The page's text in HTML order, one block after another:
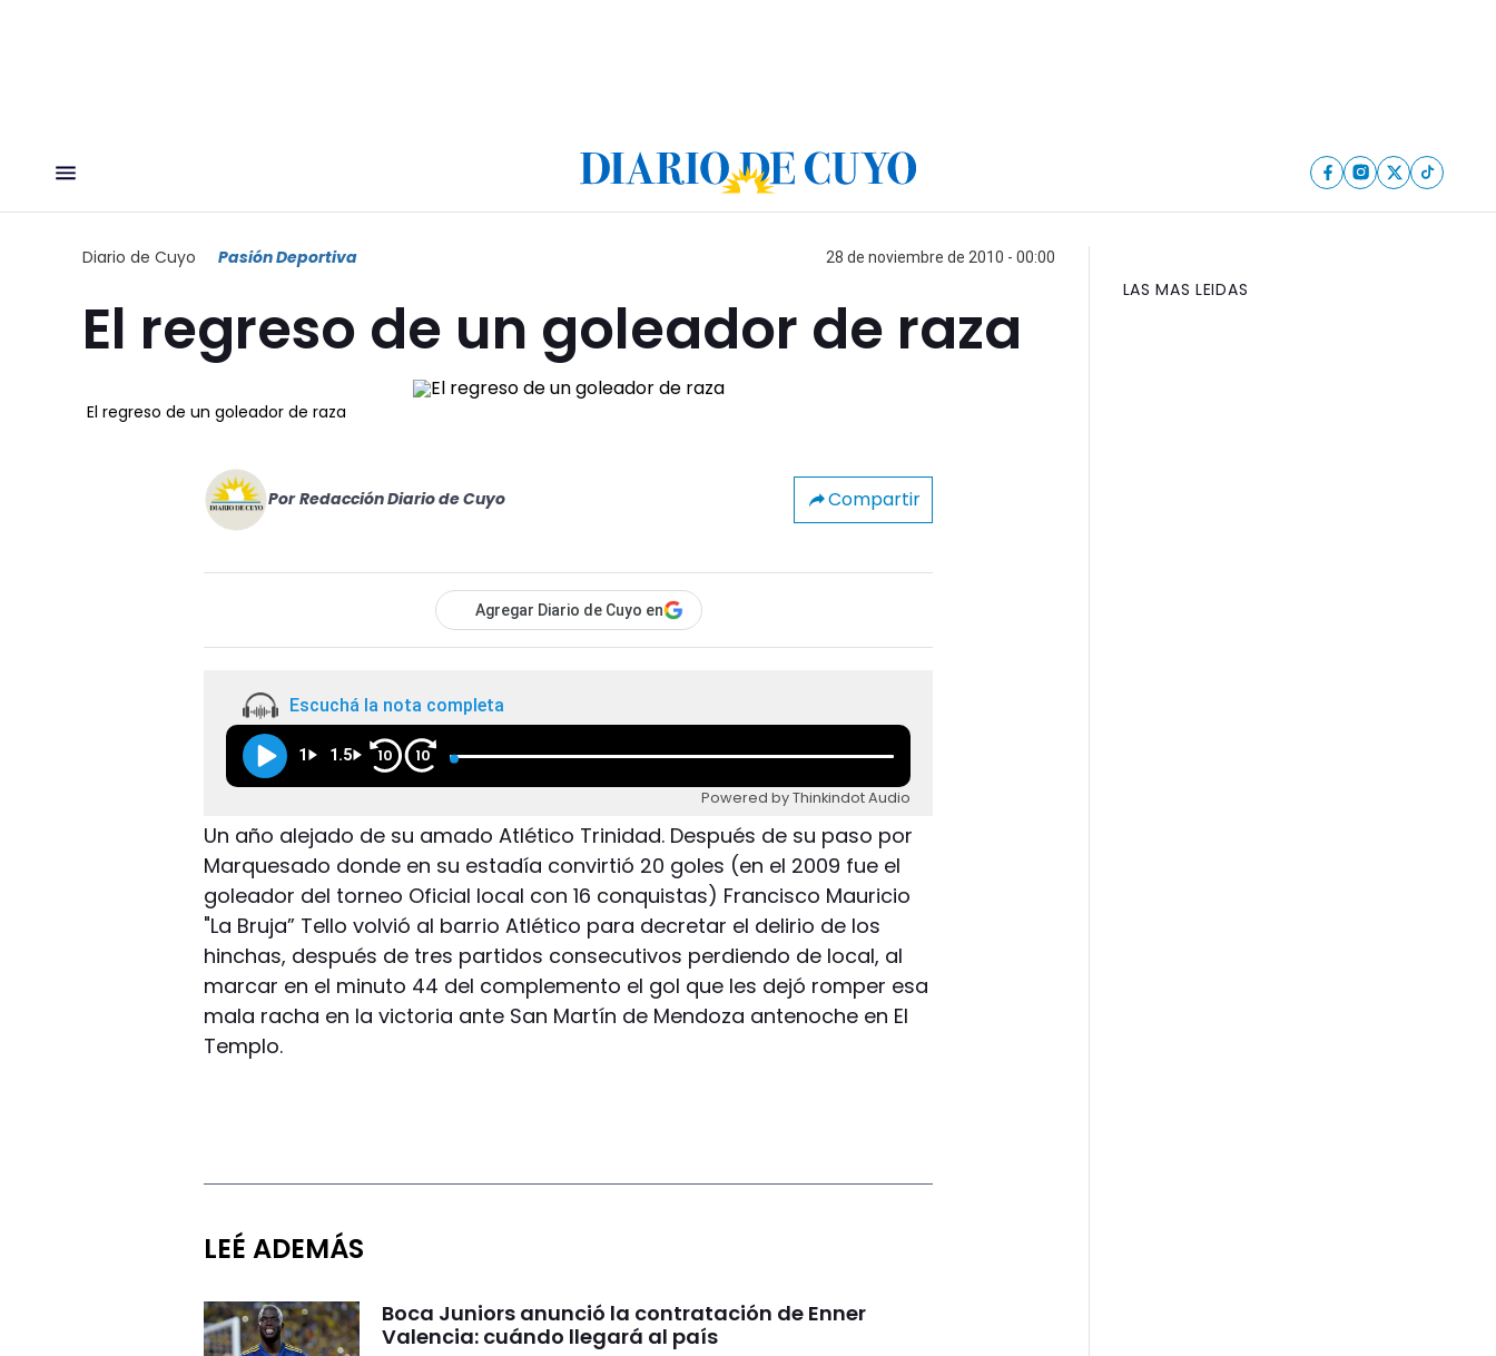
Diario de Cuyo Pasión Deportiva 28 de noviembre de 2010 - 00:00
El regreso de un goleador de raza
El regreso de un goleador de raza
Por Redacción Diario de Cuyo Compartir
Agregar Diario de Cuyo en
Escuchá la nota completa
1 1.5 10 10
Powered by Thinkindot Audio
Un año alejado de su amado Atlético Trinidad. Después de su paso por
Marquesado donde en su estadía convirtió 20 goles (en el 2009 fue el
goleador del torneo Oficial local con 16 conquistas) Francisco Mauricio
"La Bruja” Tello volvió al barrio Atlético para decretar el delirio de los
hinchas, después de tres partidos consecutivos perdiendo de local, al
marcar en el minuto 44 del complemento el gol que les dejó romper esa
mala racha en la victoria ante San Martín de Mendoza antenoche en El
Templo.
LEÉ ADEMÁS
Boca Juniors anunció la contratación de Enner
Valencia: cuándo llegará al país
LAS MAS LEIDAS